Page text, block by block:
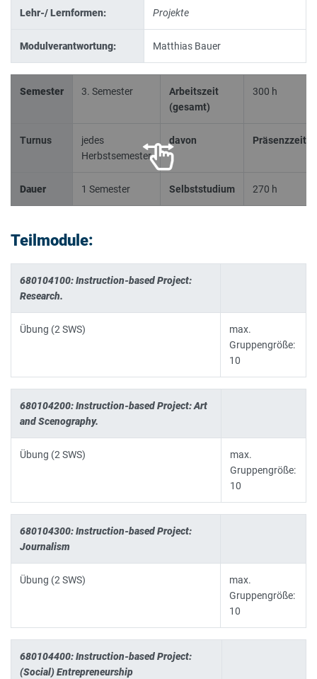
Lehr-/ Lernformen: Projekte
Modulverantwortung: Matthias Bauer
Semester 3. Semester
Arbeitszeit
(gesamt)
300 h
Turnus
jedes
Herbstsemester
davon Präsenzzeit
Dauer 1 Semester Selbststudium 270 h
Teilmodule:
680104100: Instruction-based Project:
Research.
Übung (2 SWS)
max.
Gruppengröße:
10
680104200: Instruction-based Project: Art
and Scenography.
Übung (2 SWS)
max.
Gruppengröße:
10
680104300: Instruction-based Project:
Journalism
Übung (2 SWS)
max.
Gruppengröße:
10
680104400: Instruction-based Project:
(Social) Entrepreneurship